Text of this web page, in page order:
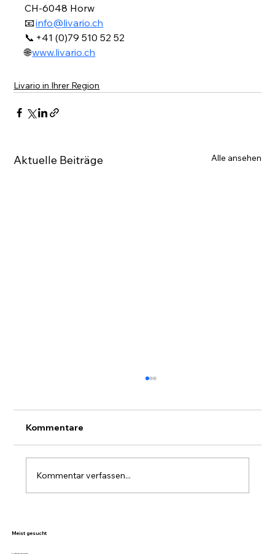
CH-6048 Horw
📧 info@livario.ch
📞 +41 (0)79 510 52 52
🌐 www.livario.ch
Livario in Ihrer Region
Aktuelle Beiträge Alle ansehen
Kommentare
Kommentar verfassen...
Meist gesucht